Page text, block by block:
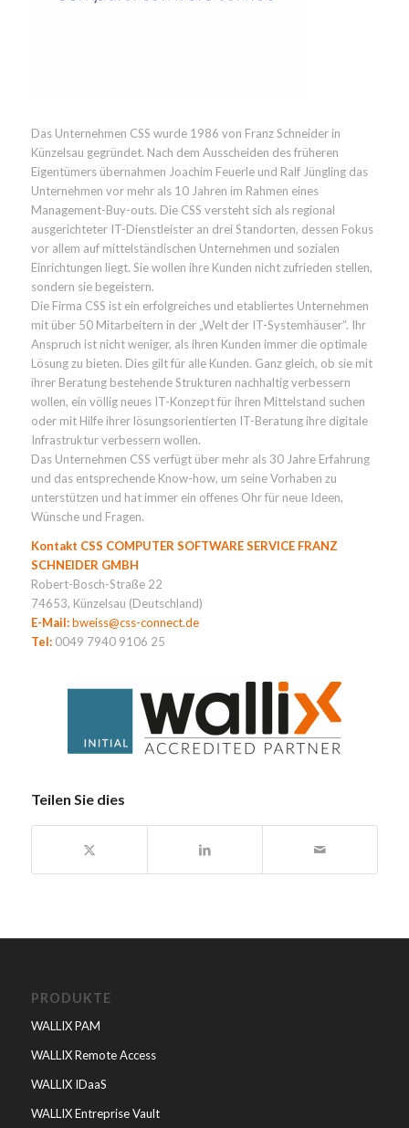
Das Unternehmen CSS wurde 1986 von Franz Schneider in
Künzelsau gegründet. Nach dem Ausscheiden des früheren
Eigentümers übernahmen Joachim Feuerle und Ralf Jüngling das
Unternehmen vor mehr als 10 Jahren im Rahmen eines
Management-Buy-outs. Die CSS versteht sich als regional
ausgerichteter IT-Dienstleister an drei Standorten, dessen Fokus
vor allem auf mittelständischen Unternehmen und sozialen
Einrichtungen liegt. Sie wollen ihre Kunden nicht zufrieden stellen,
sondern sie begeistern.
Die Firma CSS ist ein erfolgreiches und etabliertes Unternehmen
mit über 50 Mitarbeitern in der „Welt der IT-Systemhäuser“. Ihr
Anspruch ist nicht weniger, als ihren Kunden immer die optimale
Lösung zu bieten. Dies gilt für alle Kunden. Ganz gleich, ob sie mit
ihrer Beratung bestehende Strukturen nachhaltig verbessern
wollen, ein völlig neues IT-Konzept für ihren Mittelstand suchen
oder mit Hilfe ihrer lösungsorientierten IT-Beratung ihre digitale
Infrastruktur verbessern wollen.
Das Unternehmen CSS verfügt über mehr als 30 Jahre Erfahrung
und das entsprechende Know-how, um seine Vorhaben zu
unterstützen und hat immer ein offenes Ohr für neue Ideen,
Wünsche und Fragen.
Kontakt CSS COMPUTER SOFTWARE SERVICE FRANZ
SCHNEIDER GMBH
Robert-Bosch-Straße 22
74653, Künzelsau (Deutschland)
E-Mail:bweiss@css-connect.de
Tel:0049 7940 9106 25
Teilen Sie dies
PRODUKTE
WALLIX PAM
WALLIX Remote Access
WALLIX IDaaS
WALLIX Entreprise Vault